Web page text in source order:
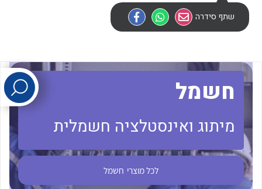
לכל מוצרי היצרן
שתף סידרה
חשמל
מיתוג ואינסטלציה חשמלית
לכל מוצרי חשמל